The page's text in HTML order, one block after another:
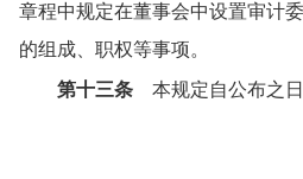
章程中规定在董事会中设置审计
的组成、职权等事项。
第十三条 本规定自公布之日